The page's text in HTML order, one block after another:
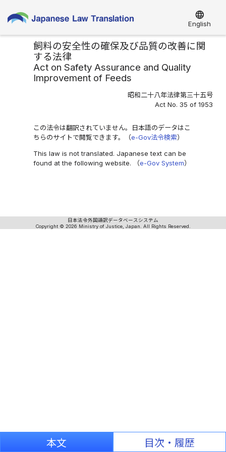
language
English
飼料の安全性の確保及び品質の改善に関
する法律
Act on Safety Assurance and Quality
Improvement of Feeds
昭和二十八年法律第三十五号
Act No. 35 of 1953
この法令は翻訳されていません。日本語のデータはこ
ちらのサイトで閲覧できます。（e-Gov法令検索）
This law is not translated. Japanese text can be
found at the following website. （e-Gov System）
日本法令外国語訳データベースシステム
Copyright © 2026 Ministry of Justice, Japan. All Rights Reserved.
本文 目次・履歴